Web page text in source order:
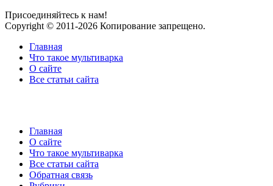
Присоединяйтесь к нам!
Copyright © 2011-2026 Копирование запрещено.
Главная
Что такое мультиварка
О сайте
Все статьи сайта
Главная
О сайте
Что такое мультиварка
Все статьи сайта
Обратная связь